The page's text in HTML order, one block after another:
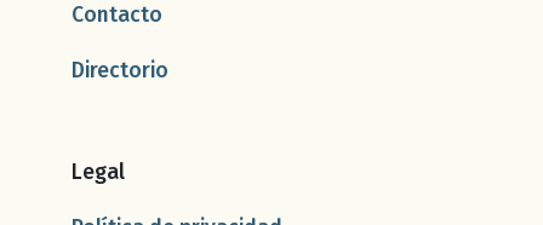
Contacto
Directorio
Legal